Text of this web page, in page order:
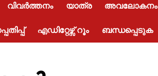
വിവർത്തനം യാത്ര അവലോകനം
എഡിറ്റേഴ്സ് റൂം ബന്ധപ്പെടുക